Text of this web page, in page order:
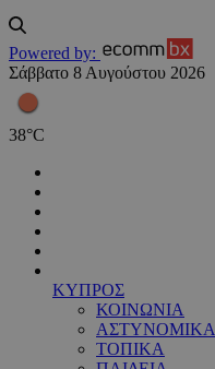
Powered by:
Σάββατο 8 Αυγούστου 2026
38°C
ΚΥΠΡΟΣ
ΚΟΙΝΩΝΙΑ
ΑΣΤΥΝΟΜΙΚΑ
ΤΟΠΙΚΑ